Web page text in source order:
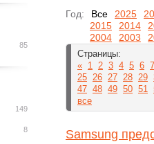
Год: Все 2025
2015
2014
2004
2003
Страницы:
« 1 2 3 4 5 6 7
25 26 27 28 29
47 48 49 50 51
все
Samsung
85
149
8